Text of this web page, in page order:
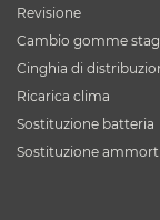
Revisione
Cambio gomme
Cinghia di
Ricarica clima
Sostituzione batteria
Sostituzione